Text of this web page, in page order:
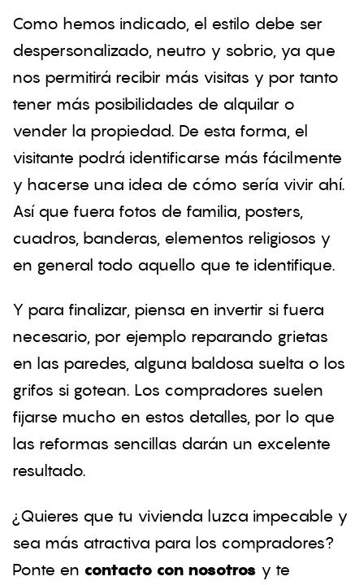
Como hemos indicado, el estilo debe ser
despersonalizado, neutro y sobrio, ya que
nos permitirá recibir más visitas y por tanto
tener más posibilidades de alquilar o
vender la propiedad. De esta forma, el
visitante podrá identificarse más fácilmente
y hacerse una idea de cómo sería vivir ahí.
Así que fuera fotos de familia, posters,
cuadros, banderas, elementos religiosos y
en general todo aquello que te identifique.
Y para finalizar, piensa en invertir si fuera
necesario, por ejemplo reparando grietas
en las paredes, alguna baldosa suelta o los
grifos si gotean. Los compradores suelen
fijarse mucho en estos detalles, por lo que
las reformas sencillas darán un excelente
resultado.
¿Quieres que tu vivienda luzca impecable y
sea más atractiva para los compradores?
Ponte en contacto con nosotros y te